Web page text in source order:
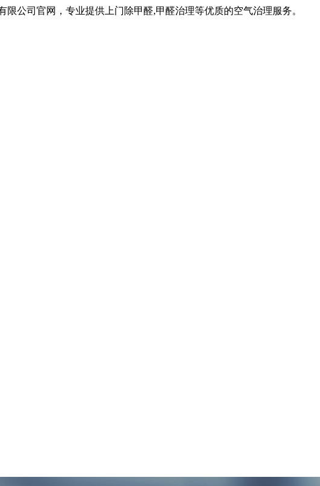
限公司官网，专业提供上门除甲醛,甲醛治理等优质的空气治理服务。